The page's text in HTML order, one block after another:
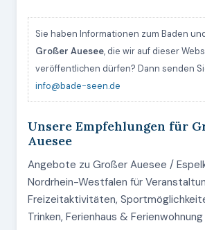
Sie haben Informationen zum Baden
Großer Auesee, die wir auf dieser
veröffentlichen dürfen? Dann senden
info@bade-seen.de
Unsere Empfehlungen für
Auesee
Angebote zu Großer Auesee /
Nordrhein-Westfalen für
Freizeitaktivitäten,
Trinken, Ferienhaus &